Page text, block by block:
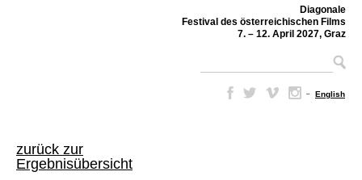
Diagonale
Festival des österreichischen Films
7. – 12. April 2027, Graz
– English
zurück zur
Ergebnisübersicht